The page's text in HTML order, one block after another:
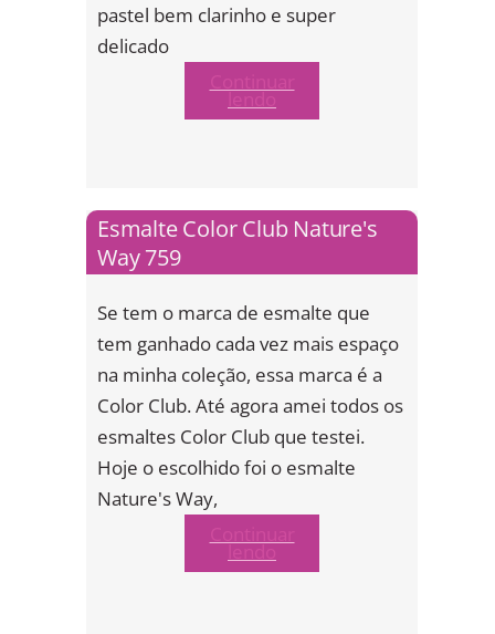
pastel bem clarinho e super
delicado
lendo
Esmalte Color Club Nature's
Way 759
Se tem o marca de esmalte que
tem ganhado cada vez mais espaço
na minha coleção, essa marca é a
Color Club. Até agora amei todos os
esmaltes Color Club que testei.
Hoje o escolhido foi o esmalte
Nature's Way,
lendo